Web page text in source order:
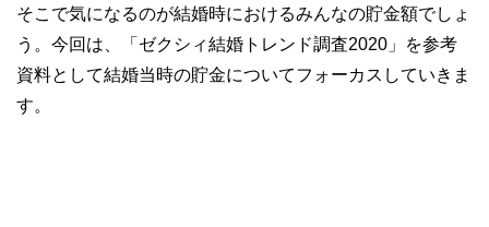
そこで気になるのが結婚時におけるみんなの貯金額でしょ
う。今回は、「ゼクシィ結婚トレンド調査2020」を参考
資料として結婚当時の貯金についてフォーカスしていきま
す。